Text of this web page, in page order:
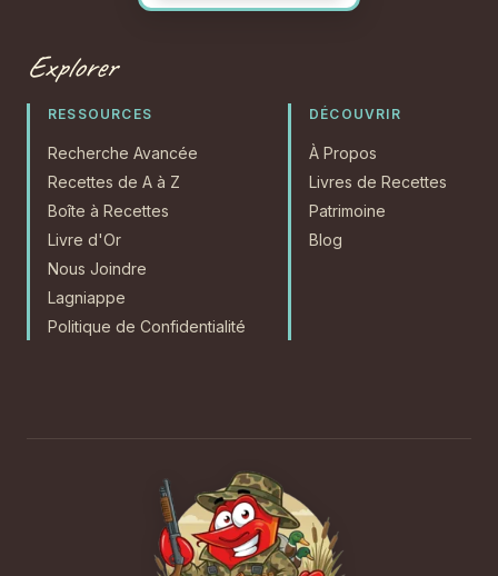
Explorer
RESSOURCES
Recherche Avancée
Recettes de A à Z
Boîte à Recettes
Livre d'Or
Nous Joindre
Lagniappe
Politique de Confidentialité
DÉCOUVRIR
À Propos
Livres de Recettes
Patrimoine
Blog